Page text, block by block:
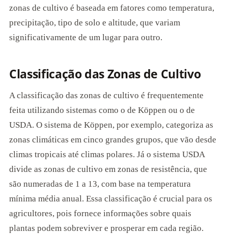
zonas de cultivo é baseada em fatores como temperatura,
precipitação, tipo de solo e altitude, que variam
significativamente de um lugar para outro.
Classificação das Zonas de Cultivo
A classificação das zonas de cultivo é frequentemente
feita utilizando sistemas como o de Köppen ou o de
USDA. O sistema de Köppen, por exemplo, categoriza as
zonas climáticas em cinco grandes grupos, que vão desde
climas tropicais até climas polares. Já o sistema USDA
divide as zonas de cultivo em zonas de resistência, que
são numeradas de 1 a 13, com base na temperatura
mínima média anual. Essa classificação é crucial para os
agricultores, pois fornece informações sobre quais
plantas podem sobreviver e prosperar em cada região.